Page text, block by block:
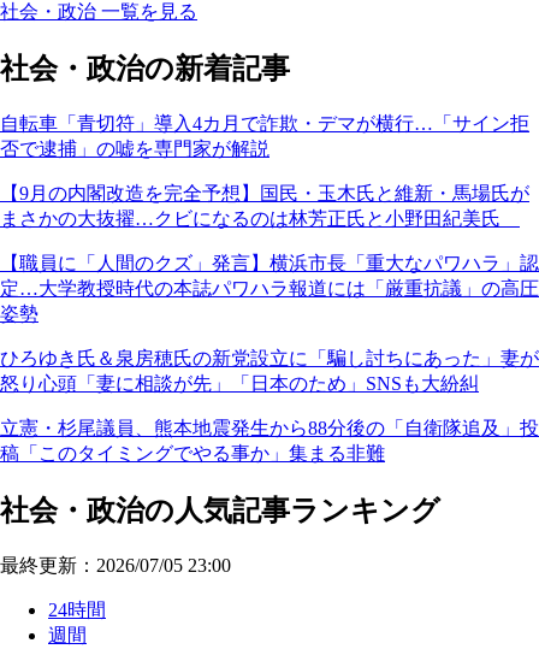
社会・政治 一覧を見る
社会・政治の新着記事
自転車「青切符」導入4カ月で詐欺・デマが横行…「サイン拒
否で逮捕」の嘘を専門家が解説
【9月の内閣改造を完全予想】国民・玉木氏と維新・馬場氏が
まさかの大抜擢…クビになるのは林芳正氏と小野田紀美氏
【職員に「人間のクズ」発言】横浜市長「重大なパワハラ」認
定…大学教授時代の本誌パワハラ報道には「厳重抗議」の高圧
姿勢
ひろゆき氏＆泉房穂氏の新党設立に「騙し討ちにあった」妻が
怒り心頭「妻に相談が先」「日本のため」SNSも大紛糾
立憲・杉尾議員、熊本地震発生から88分後の「自衛隊追及」投
稿「このタイミングでやる事か」集まる非難
社会・政治の人気記事ランキング
最終更新：2026/07/05 23:00
24時間
週間